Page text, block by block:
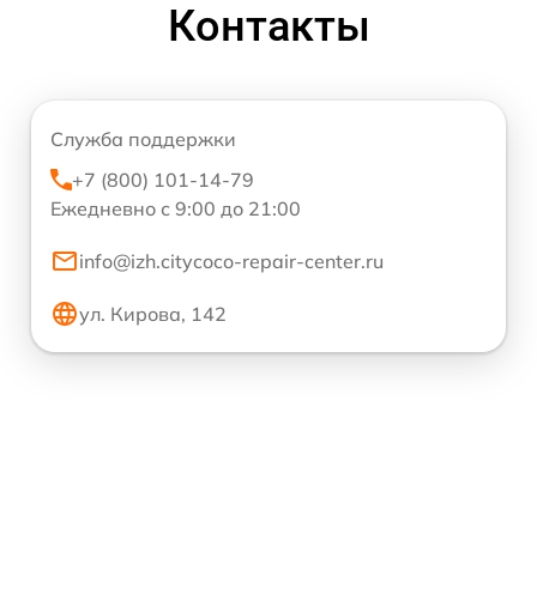
Контакты
Служба поддержки
+7 (800) 101-14-79
Ежедневно с 9:00 до 21:00
info@izh.citycoco-repair-center.ru
ул. Кирова, 142